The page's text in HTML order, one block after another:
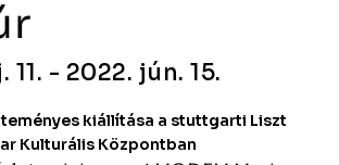
11. - 2022. jún. 15.
kiállítása a stuttgarti Liszt
Kulturális Központban